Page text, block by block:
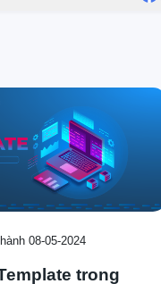
08-05-2024
trong